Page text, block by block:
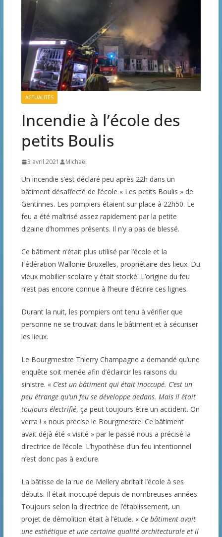
ACTUALITÉS
Incendie à l’école des
petits Boulis
3 avril 2021 Michaël
Un incendie s’est déclaré peu après 22h dans un
bâtiment désaffecté de l’école « Les petits Boulis » de
Gentinnes. Les pompiers étaient sur place à 22h50. Le
feu a été maîtrisé assez rapidement par la petite
dizaine d’hommes présents. Il n’y a pas de blessé.
Ce bâtiment n’était plus utilisé par l’école et la
Fédération Wallonie Bruxelles, propriétaire des lieux. Du
vieux mobilier scolaire y était stocké. L’origine du feu
n’est pas encore connue à l’heure d’écrire ces lignes.
Durant la nuit, les pompiers ont tenu à vérifier que
personne ne se trouvait dans le bâtiment et à sécuriser
les lieux.
Le Bourgmestre Thierry Champagne a demandé qu’une
enquête soit menée afin d’éclaircir les raisons du
sinistre. « C’est un bâtiment qui était inoccupé. C’est un
peu étrange qu’un feu se développe dedans. Mais il était
toujours électrifié, ça peut toujours être un accident. On
verra ! » nous précise le Bourgmestre. Ce bâtiment
avait déjà été « visité » par le passé nous a précisé la
directrice de l’école. L’hypothèse d’un feu intentionnel
n’est donc pas à exclure.
La bâtisse de la rue de Mellery abritait l’école à ses
débuts. Il était inoccupé depuis de nombreuses années.
Toujours selon la directrice de l’établissement, un
projet de démolition était à l’étude. « Ce bâtiment avait
une esthétique et une certaine qualité architecturale et il